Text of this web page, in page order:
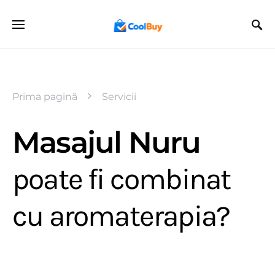
Prima pagină Servicii
Masajul Nuru
poate fi combinat
cu aromaterapia?